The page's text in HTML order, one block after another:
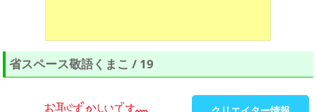
省スペース敬語くまこ / 19